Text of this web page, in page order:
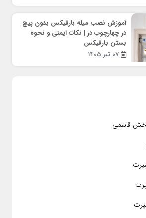
آموزش نصب میله بارفیکس بدون پیچ
در چهارچوب در | نکات ایمنی و نحوه
بستن بارفیکس
07 تیر 1405
قاسمی